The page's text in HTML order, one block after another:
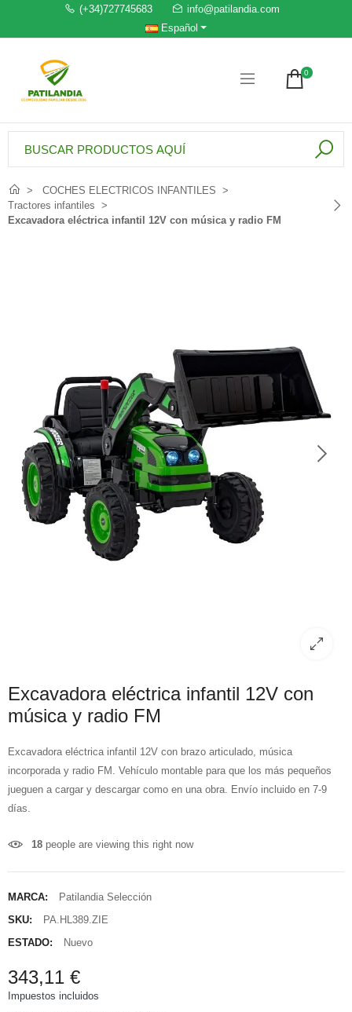
(+34)727745683
info@patilandia.com
Español
0
COCHES ELECTRICOS INFANTILES
Tractores infantiles
Excavadora eléctrica infantil 12V con música y radio FM
Excavadora eléctrica infantil 12V con
música y radio FM
Excavadora eléctrica infantil 12V con brazo articulado, música
incorporada y radio FM. Vehículo montable para que los más pequeños
jueguen a cargar y descargar como en una obra. Envío incluido en 7-9
días.
18 people are viewing this right now
MARCA:
Patilandia Selección
SKU:
PA.HL389.ZIE
ESTADO:
Nuevo
343,11 €
Impuestos incluidos